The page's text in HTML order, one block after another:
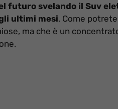
futuro svelando il Suv
ultimi mesi. Come
ma che è un